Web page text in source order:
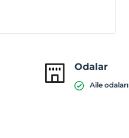
Odalar
Aile odaları